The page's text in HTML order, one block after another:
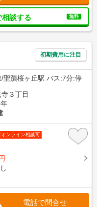
談する 無料
初期費用に注目
聖蹟桜ヶ丘駅 バス:7分:停
３丁目
オンライン相談可
電話で問合せ